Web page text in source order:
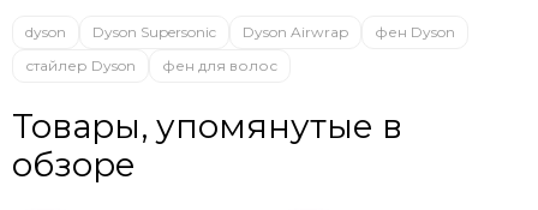
dyson Dyson Supersonic Dyson Airwrap
фен Dyson
стайлер Dyson
фен для волос
Товары, упомянутые в
обзоре